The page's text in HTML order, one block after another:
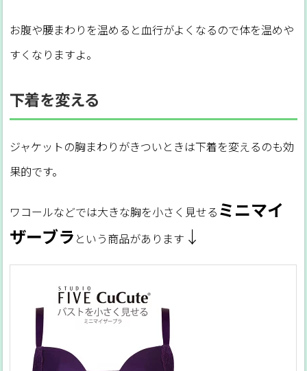
お腹や腰まわりを温めると血行がよくなるので体を温めや
すくなりますよ。
下着を変える
ジャケットの胸まわりがきついときは下着を変えるのも効
果的です。
ワコールなどでは大きな胸を小さく見せる ミニマイ
ザーブラ という商品があります ↓